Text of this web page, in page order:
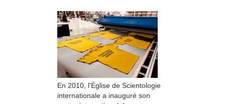
En 2010, l’Église de Scientologie
internationale a inauguré son